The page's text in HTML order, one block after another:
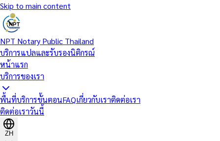
Skip to main content
NPT Notary Public Thailand
บริการแปลและรับรองนิติกรณ์
หน้าแรก
บริการของเรา
พื้นที่บริการขั้นตอนFAQเกี่ยวกับเราติดต่อเรา
ติดต่อเราวันนี้
ZH